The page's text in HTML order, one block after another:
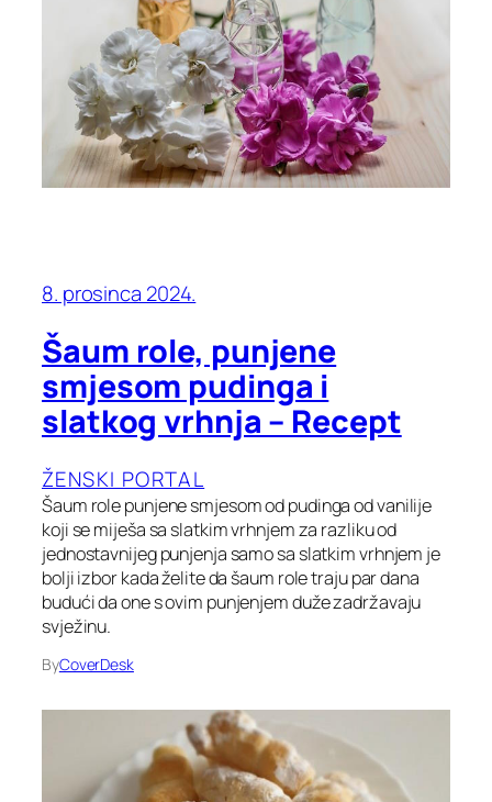
8. prosinca 2024.
Šaum role, punjene
smjesom pudinga i
slatkog vrhnja – Recept
ŽENSKI PORTAL
Šaum role punjene smjesom od pudinga od vanilije
koji se miješa sa slatkim vrhnjem za razliku od
jednostavnijeg punjenja samo sa slatkim vrhnjem je
bolji izbor kada želite da šaum role traju par dana
budući da one s ovim punjenjem duže zadržavaju
svježinu.
ByCoverDesk